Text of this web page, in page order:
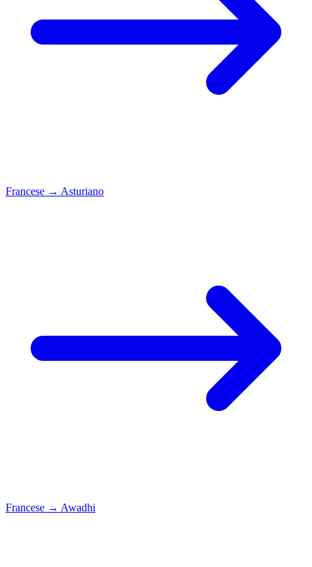
Francese → Asturiano
Francese → Awadhi